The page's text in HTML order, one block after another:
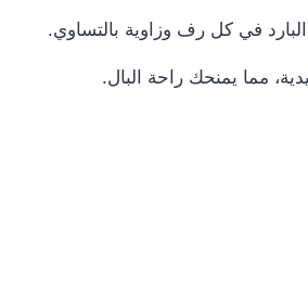
البارد في كل رف وزاوية بالتساوي.
مما يمنحك راحة البال.